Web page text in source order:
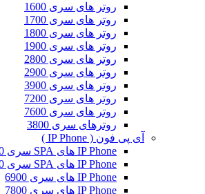
روتر های سری 1600
روتر های سری 1700
روتر های سری 1800
روتر های سری 1900
روتر های سری 2800
روتر های سری 2900
روتر های سری 3900
روتر های سری 7200
روتر های سری 7600
روترهای سری 3800
آی پی فون ( IP Phone )
IP Phone های SPA سری 300
IP Phone های SPA سری 500
IP Phone های سری 6900
IP Phone های سری 7800